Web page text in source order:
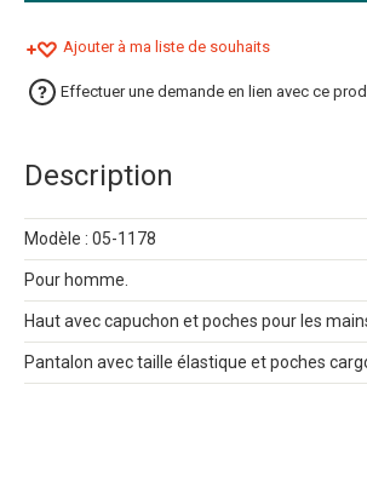
Ajouter à ma liste de souhaits
Effectuer une demande en lien avec ce
Description
Modèle : 05-1178
Pour homme.
Haut avec capuchon et poches pour les
Pantalon avec taille élastique et poches